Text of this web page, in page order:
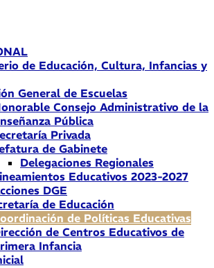
de Educación, Cultura, Infancias y
General de Escuelas
Consejo Administrativo de la
Pública
Privada
de Gabinete
Delegaciones Regionales
Educativos 2023-2027
DGE
de Educación
de Políticas Educativas
de Centros Educativos de
Infancia